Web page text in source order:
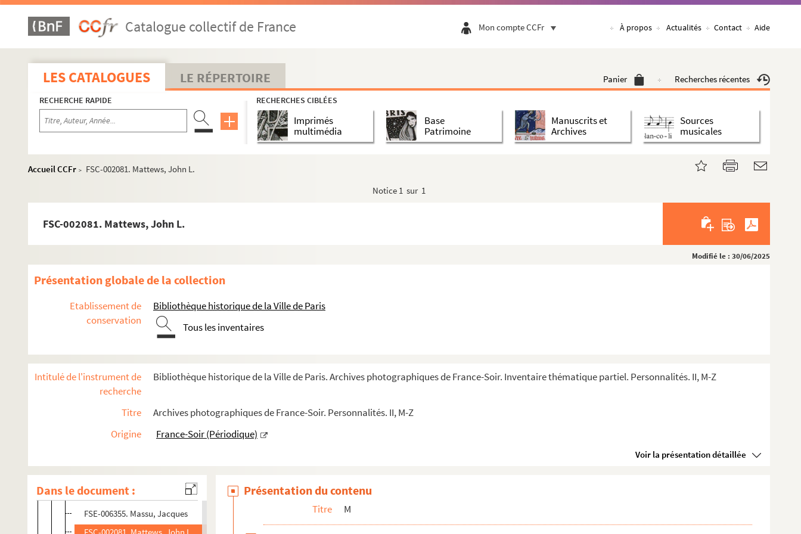
Catalogue collectif de France Mon compte CCFr À propos Actualités Contact Aide
LES CATALOGUES LE RÉPERTOIRE Panier Recherches récentes
RECHERCHE RAPIDE RECHERCHES CIBLÉES
Imprimés
multimédia
Base
Patrimoine
Manuscrits et
Archives
Sources
musicales
Accueil CCFr >
FSC-002081. Mattews, John L.
Notice 1 sur 1
FSC-002081. Mattews, John L.
Modifié le : 30/06/2025
Présentation globale de la collection
Etablissement de
conservation
Bibliothèque historique de la Ville de Paris
Tous les inventaires
Intitulé de l'instrument de
recherche
Bibliothèque historique de la Ville de Paris. Archives photographiques de France-Soir. Inventaire thématique partiel. Personnalités. II, M-Z
Titre
Archives photographiques de France-Soir. Personnalités. II, M-Z
Origine
France-Soir (Périodique)
Voir la présentation détaillée
Dans le document :
FSE-006343. Lacoste, Robert
FSE-006344. Ladgham, Bahi
FSC-002072. Laffite, Jacques
FSC-002070. Lafleur, Jacques
8-FSC-000155. Lahaye, Jean-Luc
8-FSC-000156. Lancelot, Alain
FSE-006345. Lévesque, René
FSE-006347. Li Xiannian
FSE-006348. Madelin, Alain
FSC-002077. Mahamane Ousmane
FSD-001157. Major, John
FSE-006350. Manceron, Claude
FSC-002078. Marceau, Sophie
MargretheII, reine de Danemark
FSC-002080. Martí i Alanis, Joan
FSE-006355. Massu, Jacques
Présentation du contenu
Titre M